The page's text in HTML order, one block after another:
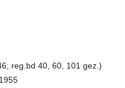
reg.bd 40, 60, 101 gez.)